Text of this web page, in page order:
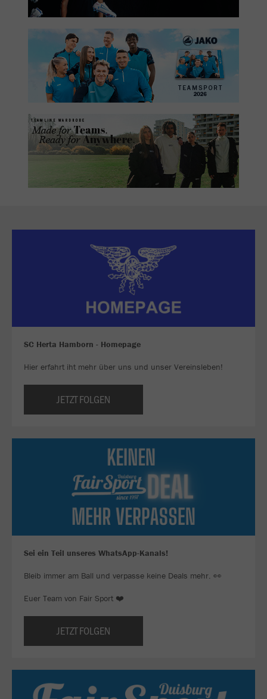
SC Herta Hamborn - Homepage
Hier erfahrt iht mehr über uns und unser Vereinsleben!
JETZT FOLGEN
Sei ein Teil unseres WhatsApp-Kanals!
Bleib immer am Ball und verpasse keine Deals mehr. 👀
Euer Team von Fair Sport ❤️
JETZT FOLGEN